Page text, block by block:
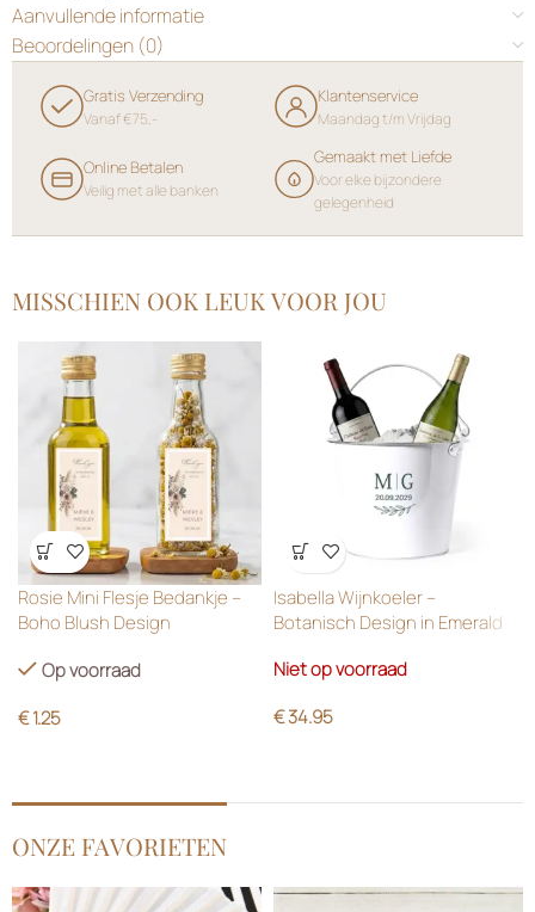
Aanvullende informatie
Beoordelingen (0)
Gratis Verzending
Vanaf €75,-
Klantenservice
Maandag t/m Vrijdag
Online Betalen
Veilig met alle banken
Gemaakt met Liefde
Voor elke bijzondere
gelegenheid
MISSCHIEN OOK LEUK VOOR JOU
Wensenlijst
Rosie Mini Flesje Bedankje –
Boho Blush Design
Op voorraad
€1.25
Wensenlijst
Isabella Wijnkoeler –
Botanisch Design in Emerald
Niet op voorraad
€34.95
ONZE FAVORIETEN